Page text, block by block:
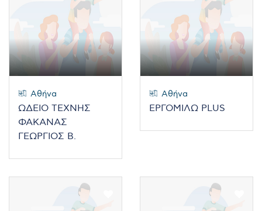
Αθήνα
ΩΔΕΙΟ ΤΕΧΝΗΣ
ΦΑΚΑΝΑΣ
ΓΕΩΡΓΙΟΣ Β.
Αθήνα
ΕΡΓΟΜΙΛΩ PLUS